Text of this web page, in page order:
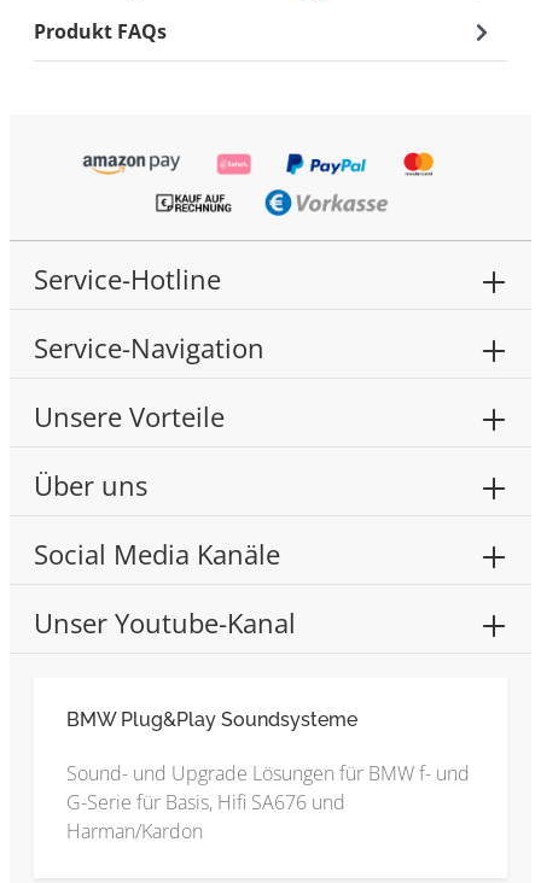
Produkt FAQs
Service-Hotline
Service-Navigation
Unsere Vorteile
Über uns
Social Media Kanäle
Unser Youtube-Kanal
BMW Plug&Play Soundsysteme
Sound- und Upgrade Lösungen für BMW f- und
G-Serie für Basis, Hifi SA676 und
Harman/Kardon